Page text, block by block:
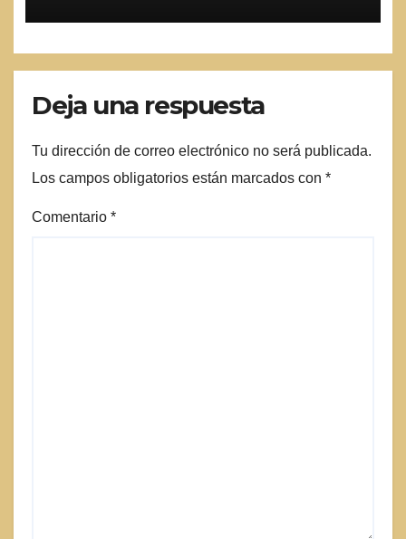
Deja una respuesta
Tu dirección de correo electrónico no será publicada.
Los campos obligatorios están marcados con *
Comentario *